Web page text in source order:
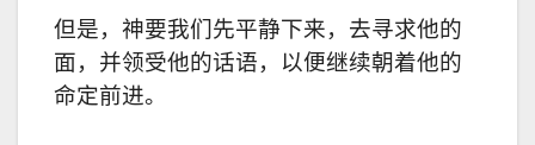
但是，神要我们先平静下来，去寻求他的
面，并领受他的话语，以便继续朝着他的
命定前进。